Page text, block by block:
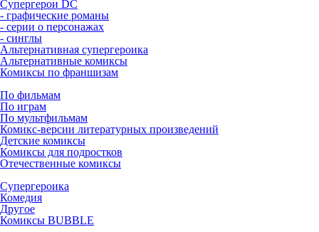
Супергерои DC
- графические романы
- серии о персонажах
- синглы
Альтернативная супергероика
Альтернативные комиксы
Комиксы по франшизам
По фильмам
По играм
По мультфильмам
Комикс-версии литературных произведений
Детские комиксы
Комиксы для подростков
Отечественные комиксы
Супергероика
Комедия
Другое
Комиксы BUBBLE